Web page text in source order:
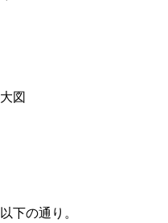
図
下の通り。